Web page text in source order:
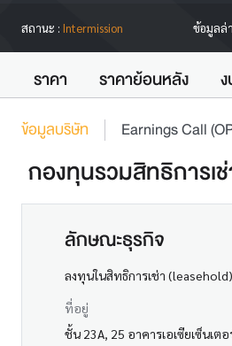
สถานะ : Intermission ข้อมูลล่
ราคา ราคาย้อนหลัง
ข้อมูลบริษัท Earnings Call
กองทุนรวมสิทธิการ
ลักษณะธุรกิจ
ลงทุนในสิทธิการเช่า
ที่อยู่
ชั้น 23A, 25 อาคารเอเซียเซ็นเ